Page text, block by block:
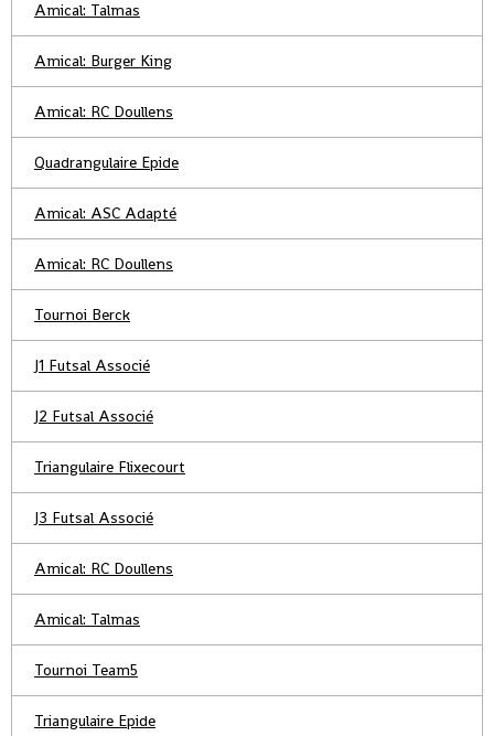
Amical: Talmas
Amical: Burger King
Amical: RC Doullens
Quadrangulaire Epide
Amical: ASC Adapté
Amical: RC Doullens
Tournoi Berck
J1 Futsal Associé
J2 Futsal Associé
Triangulaire Flixecourt
J3 Futsal Associé
Amical: RC Doullens
Amical: Talmas
Tournoi Team5
Triangulaire Epide